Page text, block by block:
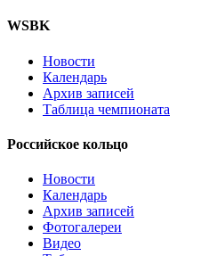
WSBK
Новости
Календарь
Архив записей
Таблица чемпионата
Российское кольцо
Новости
Календарь
Архив записей
Фотогалереи
Видео